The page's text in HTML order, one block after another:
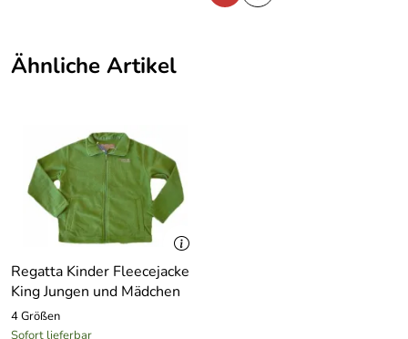
Ähnliche Artikel
Regatta Kinder Fleecejacke
King Jungen und Mädchen
4 Größen
Sofort lieferbar